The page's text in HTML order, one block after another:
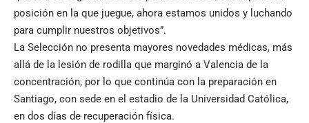
posición en la que juegue, ahora estamos unidos y luchando
para cumplir nuestros objetivos”.
La Selección no presenta mayores novedades médicas, más
allá de la lesión de rodilla que marginó a Valencia de la
concentración, por lo que continúa con la preparación en
Santiago, con sede en el estadio de la Universidad Católica,
en dos días de recuperación física.